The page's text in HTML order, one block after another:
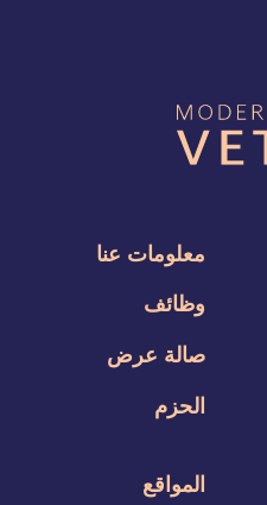
معلومات عنا
وظائف
صالة عرض
الحزم
المواقع